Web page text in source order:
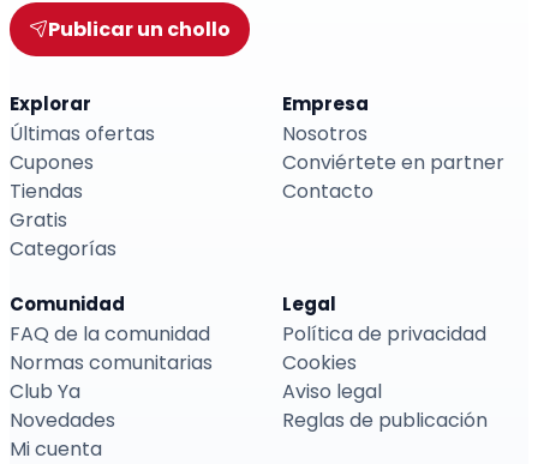
Publicar un chollo
Explorar
Últimas ofertas
Cupones
Tiendas
Gratis
Categorías
Empresa
Nosotros
Conviértete en partner
Contacto
Comunidad
FAQ de la comunidad
Normas comunitarias
Club Ya
Novedades
Mi cuenta
Legal
Política de privacidad
Cookies
Aviso legal
Reglas de publicación